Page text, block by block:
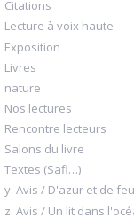
Citations
Lecture à voix haute
Exposition
Livres
nature
Nos lectures
Rencontre lecteurs
Salons du livre
Textes (Safi…)
y. Avis / D'azur et de feu
z. Avis / Un lit dans